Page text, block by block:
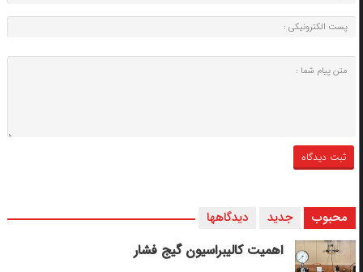
محبوب جدید دیدگاهها
اهمیت کالیبراسیون گیج فشار